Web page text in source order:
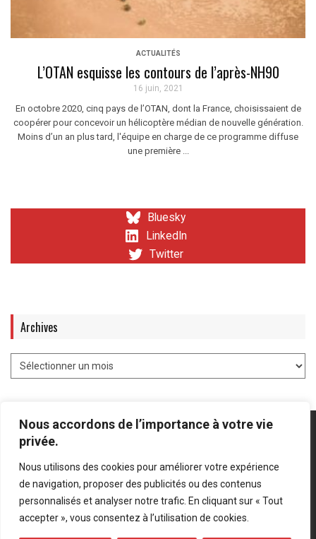
Nous accordons de l’importance à votre vie
privée.
Nous utilisons des cookies pour améliorer votre expérience
de navigation, proposer des publicités ou des contenus
personnalisés et analyser notre trafic. En cliquant sur « Tout
accepter », vous consentez à l’utilisation de cookies.
ACTUALITÉS
L’OTAN esquisse les contours de l’après-NH90
16 juin, 2021
En octobre 2020, cinq pays de l’OTAN, dont la France, choisissaient de
coopérer pour concevoir un hélicoptère médian de nouvelle génération.
Moins d’un an plus tard, l'équipe en charge de ce programme diffuse
une première ...
Bluesky
LinkedIn
Twitter
Archives
Mentions légales Politique de confidentialité
Bluesky
LinkedIn
Twitter